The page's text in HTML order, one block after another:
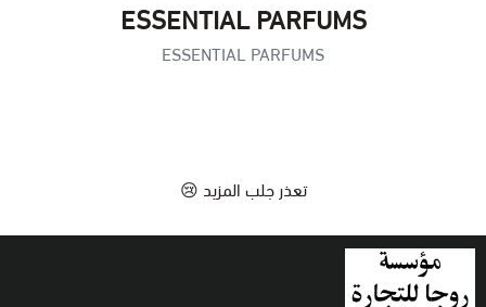
عطورات النيشESSENTIAL PARFUMS
ESSENTIAL PARFUMS
تعذر جلب المزيد 😢